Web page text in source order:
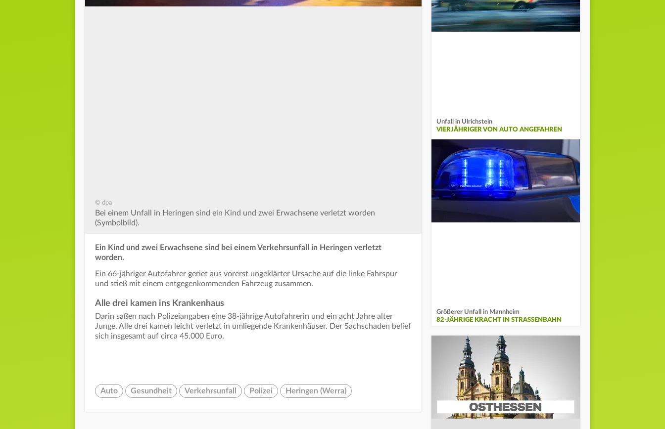
© dpa
Bei einem Unfall in Heringen sind ein Kind und zwei Erwachsene verletzt worden
(Symbolbild).
Ein Kind und zwei Erwachsene sind bei einem Verkehrsunfall in Heringen verletzt
worden.
Ein 66-jähriger Autofahrer geriet aus vorerst ungeklärter Ursache auf die linke Fahrspur
und stieß mit einem entgegenkommenden Fahrzeug zusammen.
Alle drei kamen ins Krankenhaus
Darin saßen nach Polizeiangaben eine 38-jährige Autofahrerin und ein acht Jahre alter
Junge. Alle drei kamen leicht verletzt in umliegende Krankenhäuser. Der Sachschaden belief
sich insgesamt auf circa 45.000 Euro.
Auto Gesundheit Verkehrsunfall Polizei Heringen (Werra)
Unfall in Ulrichstein
VIERJÄHRIGER VON AUTO ANGEFAHREN
Größerer Unfall in Mannheim
82-JÄHRIGE KRACHT IN STRASSENBAHN